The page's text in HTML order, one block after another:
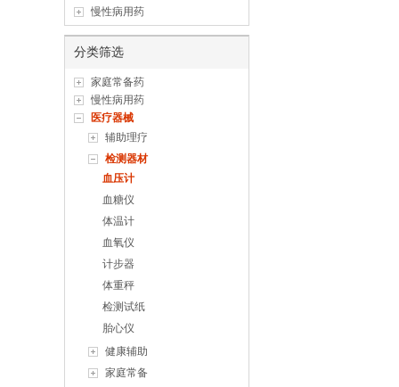
慢性病用药
分类筛选
家庭常备药
慢性病用药
医疗器械
辅助理疗
检测器材
血压计
血糖仪
体温计
血氧仪
计步器
体重秤
检测试纸
胎心仪
健康辅助
家庭常备